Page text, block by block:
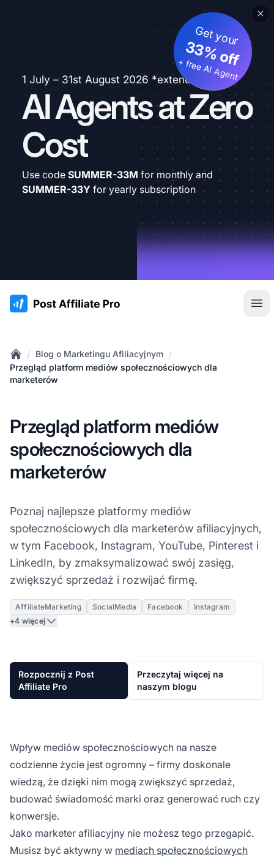
1 July – 31st August 2026 *extended
AI Agents at Zero
Cost
Get your
33% off
+ free AI Agent
Use code SUMMER-33M for monthly and
SUMMER-33Y for yearly subscription
:site.title
Home
/ Blog o Marketingu Afiliacyjnym /
Przegląd platform mediów społecznościowych dla
marketerów
Przegląd platform mediów
społecznościowych dla
marketerów
Poznaj najlepsze platformy mediów
społecznościowych dla marketerów afiliacyjnych,
w tym Facebook, Instagram, YouTube, Pinterest i
LinkedIn, by zmaksymalizować swój zasięg,
zwiększyć sprzedaż i rozwijać firmę.
AffiliateMarketing SocialMedia Facebook
Instagram
+4 więcej
Rozpocznij z Post
Affiliate Pro
Przeczytaj więcej na
naszym blogu
Wpływ mediów społecznościowych na nasze
codzienne życie jest ogromny – firmy doskonale
wiedzą, że dzięki nim mogą zwiększyć sprzedaż,
budować świadomość marki oraz generować ruch czy
konwersje.
Jako marketer afiliacyjny nie możesz tego przegapić.
Musisz być aktywny w mediach społecznościowych